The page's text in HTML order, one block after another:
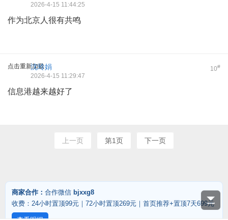
2026-4-15 11:44:25
作为北京人很有共鸣
点击重新加载 10#
沈玲娟
2026-4-15 11:29:47
信息港越来越好了
上一页 第1页 下一页
商家合作： 合作微信 bjxxg8
收费：24小时置顶99元｜72小时置顶269元｜首页推荐+置顶7天699元